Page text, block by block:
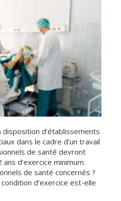
d’établissements
dans le cadre d’un travail
de santé devront
d’exercice minimum.
de santé concernés ?
d’exercice est-elle